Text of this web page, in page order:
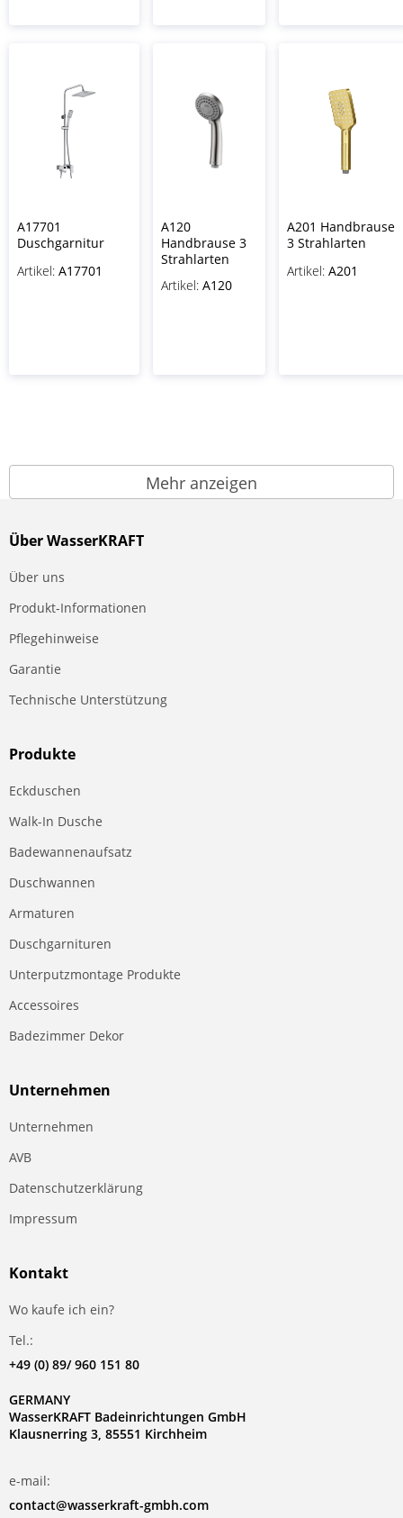
A17701
Duschgarnitur
Artikel: A17701
A120
Handbrause 3
Strahlarten
Artikel: A120
A201 Handbrause
3 Strahlarten
Artikel: A201
Mehr anzeigen
Über WasserKRAFT
Über uns
Produkt-Informationen
Pflegehinweise
Garantie
Technische Unterstützung
Produkte
Eckduschen
Walk-In Dusche
Badewannenaufsatz
Duschwannen
Armaturen
Duschgarnituren
Unterputzmontage Produkte
Accessoires
Badezimmer Dekor
Unternehmen
Unternehmen
AVB
Datenschutzerklärung
Impressum
Kontakt
Wo kaufe ich ein?
Tel.:
+49 (0) 89/ 960 151 80
GERMANY
WasserKRAFT Badeinrichtungen GmbH
Klausnerring 3, 85551 Kirchheim
e-mail:
contact@wasserkraft-gmbh.com